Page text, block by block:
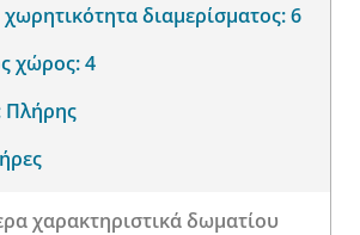
διαμερίσματος:6
χώρος:4
Πλήρης
χαρακτηριστικά δωματίου